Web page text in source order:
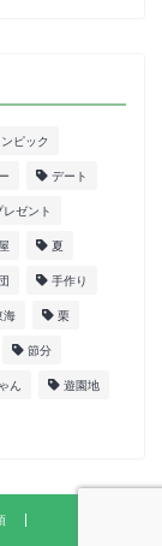
ピック
デート
レゼント
夏
手作り
海 栗
節分
ん 遊園地